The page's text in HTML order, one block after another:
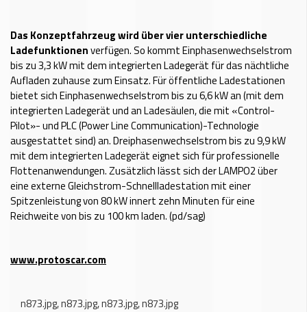
Das Konzeptfahrzeug wird über vier unterschiedliche
Ladefunktionenverfügen. So kommt Einphasenwechselstrom
bis zu 3,3 kW mit dem integrierten Ladegerät für das nächtliche
Aufladen zuhause zum Einsatz. Für öffentliche Ladestationen
bietet sich Einphasenwechselstrom bis zu 6,6 kW an (mit dem
integrierten Ladegerät und an Ladesäulen, die mit «Control-
Pilot»- und PLC (Power Line Communication)-Technologie
ausgestattet sind) an. Dreiphasenwechselstrom bis zu 9,9 kW
mit dem integrierten Ladegerät eignet sich für professionelle
Flottenanwendungen. Zusätzlich lässt sich der LAMPO2 über
eine externe Gleichstrom-Schnellladestation mit einer
Spitzenleistung von 80 kW innert zehn Minuten für eine
Reichweite von bis zu 100 km laden. (pd/sag)
www.protoscar.com
n873.jpg,n873.jpg,n873.jpg,n873.jpg